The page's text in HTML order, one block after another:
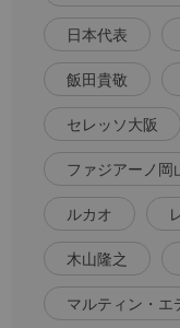
日本代表
飯田貴敬
セレッソ大阪
ファジアーノ岡
ルカオ
木山隆之
マルティン・エ